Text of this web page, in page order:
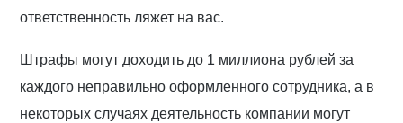
ответственность ляжет на вас.
Штрафы могут доходить до 1 миллиона рублей за
каждого неправильно оформленного сотрудника, а в
некоторых случаях деятельность компании могут